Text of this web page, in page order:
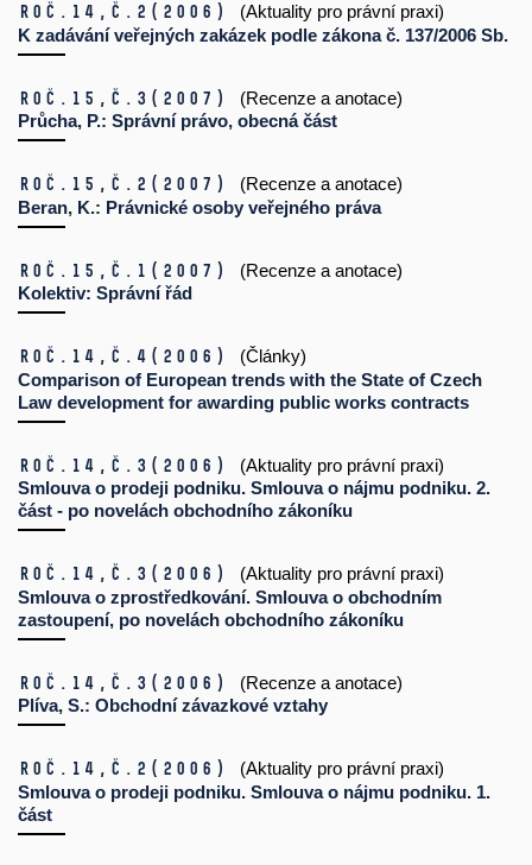
Roč.14, č.2 (2006)
(Aktuality pro právní praxi)
K zadávání veřejných zakázek podle zákona č. 137/2006 Sb.
Roč.15, č.3 (2007)
(Recenze a anotace)
Průcha, P.: Správní právo, obecná část
Roč.15, č.2 (2007)
(Recenze a anotace)
Beran, K.: Právnické osoby veřejného práva
Roč.15, č.1 (2007)
(Recenze a anotace)
Kolektiv: Správní řád
Roč.14, č.4 (2006)
(Články)
Comparison of European trends with the State of Czech
Law development for awarding public works contracts
Roč.14, č.3 (2006)
(Aktuality pro právní praxi)
Smlouva o prodeji podniku. Smlouva o nájmu podniku. 2.
část - po novelách obchodního zákoníku
Roč.14, č.3 (2006)
(Aktuality pro právní praxi)
Smlouva o zprostředkování. Smlouva o obchodním
zastoupení, po novelách obchodního zákoníku
Roč.14, č.3 (2006)
(Recenze a anotace)
Plíva, S.: Obchodní závazkové vztahy
Roč.14, č.2 (2006)
(Aktuality pro právní praxi)
Smlouva o prodeji podniku. Smlouva o nájmu podniku. 1.
část